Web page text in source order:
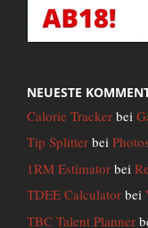
NEUESTE
Calorie Tracker bei
Tip Splitter bei
1RM Estimator bei
TDEE Calculator bei
TBC Talent Planner